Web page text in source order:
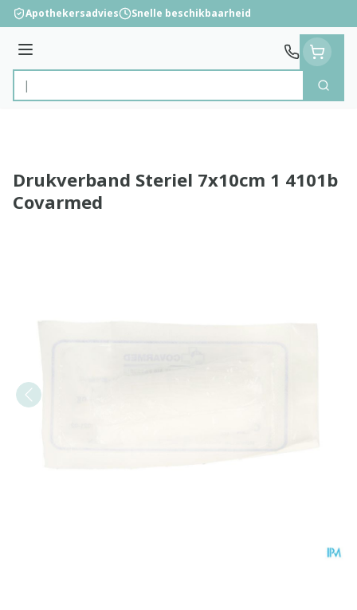
Ga naar de inhoud
Apothekersadvies Snelle beschikbaarheid
Menu
Product, merk, categorie...
Zoek
Drukverband Steriel 7x10cm 1 4101b
Covarmed